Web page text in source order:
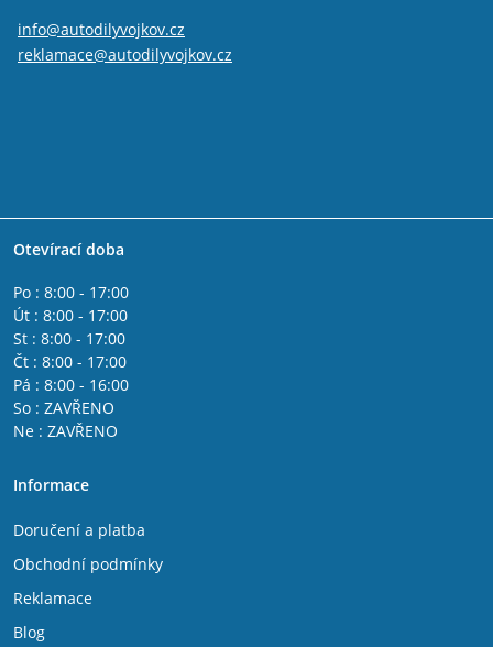
info@autodilyvojkov.cz
reklamace@autodilyvojkov.cz
Otevírací doba
Po : 8:00 - 17:00
Út : 8:00 - 17:00
St : 8:00 - 17:00
Čt : 8:00 - 17:00
Pá : 8:00 - 16:00
So : ZAVŘENO
Ne : ZAVŘENO
Informace
Doručení a platba
Obchodní podmínky
Reklamace
Blog